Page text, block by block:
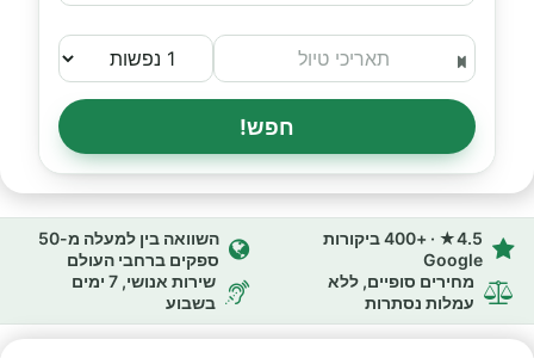
חפש!
4.5★ · +400 ביקורות
Google
השוואה בין למעלה מ-50
ספקים ברחבי העולם
מחירים סופיים, ללא
עמלות נסתרות
שירות אנושי, 7 ימים
בשבוע